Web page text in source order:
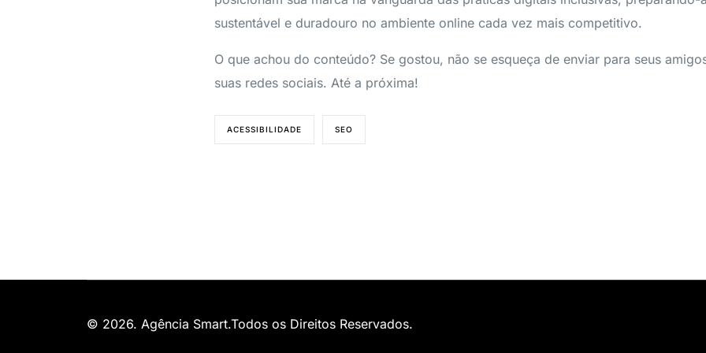
sustentável e duradouro no ambiente online cada vez mais competitivo.
O que achou do conteúdo? Se gostou, não se esqueça de enviar para seus
suas redes sociais. Até a próxima!
ACESSIBILIDADE SEO
© 2026. Agência Smart.Todos os Direitos Reservados.